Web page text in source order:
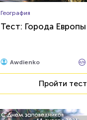
География
Тест: Города Европы
Awdienko
Пройти тест